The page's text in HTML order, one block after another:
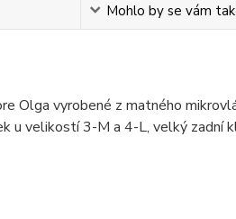
Mohlo by se vám
Olga vyrobené z matného
u velikostí 3-M a 4-L, velký zadní